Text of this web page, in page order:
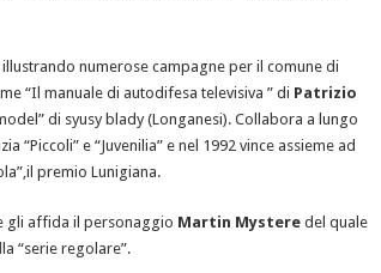
numerose campagne per il comune di
“Il manuale di autodifesa televisiva ” di Patrizio
di syusy blady (Longanesi). Collabora a lungo
“Piccoli” e “Juvenilia” e nel 1992 vince assieme ad
premio Lunigiana.
gli affida il personaggio Martin Mysteredel quale
“serie regolare”.